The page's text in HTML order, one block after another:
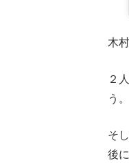
木
２
う。
そ
後